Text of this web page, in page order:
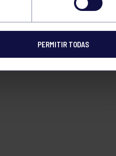
PERMITIR TODAS